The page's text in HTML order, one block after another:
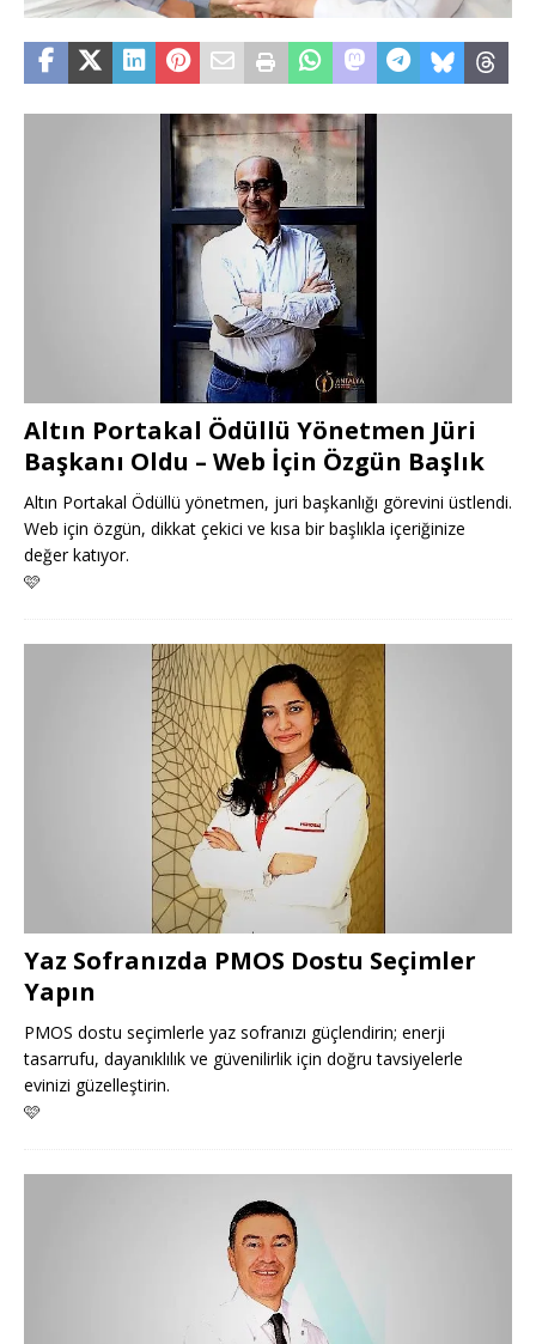
Altın Portakal Ödüllü Yönetmen Jüri
Başkanı Oldu – Web İçin Özgün Başlık
Altın Portakal Ödüllü yönetmen, juri başkanlığı görevini üstlendi.
Web için özgün, dikkat çekici ve kısa bir başlıkla içeriğinize
değer katıyor.
🩷
Yaz Sofranızda PMOS Dostu Seçimler
Yapın
PMOS dostu seçimlerle yaz sofranızı güçlendirin; enerji
tasarrufu, dayanıklılık ve güvenilirlik için doğru tavsiyelerle
evinizi güzelleştirin.
🩷